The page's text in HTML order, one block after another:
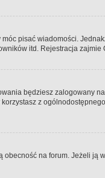
pisać wiadomości.
itd. Rejestracja
będziesz zalogowany
z
na forum. Jeżeli